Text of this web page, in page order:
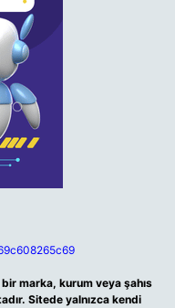
marka, kurum veya şahıs
Sitede yalnızca kendi